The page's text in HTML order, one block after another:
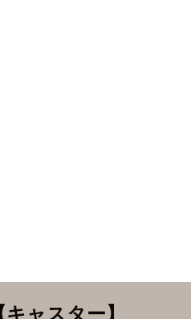
ャスター】